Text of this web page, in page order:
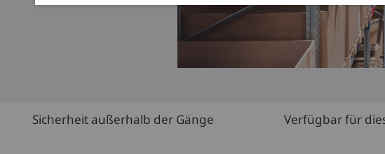
Sicherheit außerhalb der Gänge Verfügbar für